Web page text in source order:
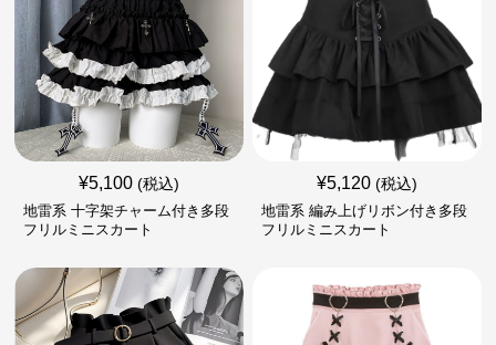
¥5,100 (税込)
地雷系 十字架チャーム付き多段
フリルミニスカート
¥5,120 (税込)
地雷系 編み上げリボン付き多段
フリルミニスカート